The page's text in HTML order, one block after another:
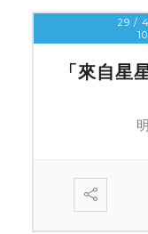
29 /
「來自星